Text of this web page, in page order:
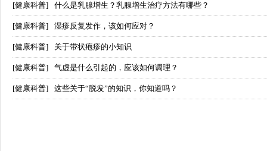
[健康科普] 什么是乳腺增生？乳腺增生治疗方法有哪些？
[健康科普] 湿疹反复发作，该如何应对？
[健康科普] 关于带状疱疹的小知识
[健康科普] 气虚是什么引起的，应该如何调理？
[健康科普] 这些关于“脱发”的知识，你知道吗？